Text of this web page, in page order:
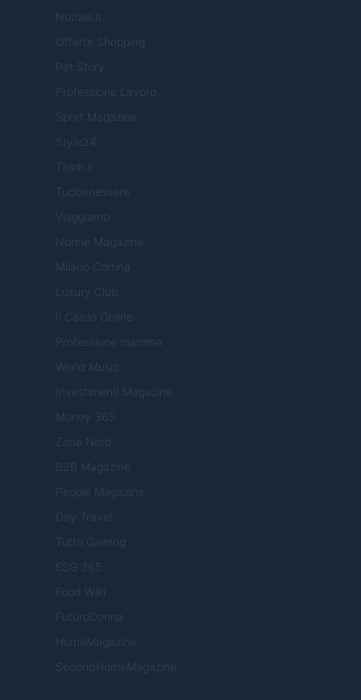
Notizie.it
Offerte Shopping
Pet Story
Professione Lavoro
Sport Magazine
Style24
Think.it
Tuobenessere
Viaggiamo
Nonne Magazine
Milano Cortina
Luxury Club
Il Calcio Online
Professione mamma
World Music
Investimenti Magazine
Money 365
Zona Nerd
B2B Magazine
People Magazine
Day Travel
Tutto Gaming
ESG 365
Food Wiki
FuturoDonna
HomeMagazine
SecondHomeMagazine